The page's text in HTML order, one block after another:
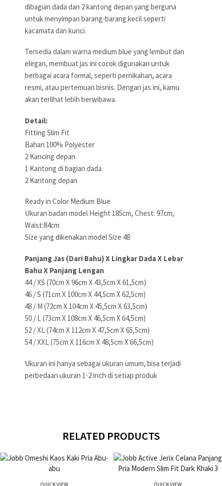
dibagian dada dan 2 kantong depan yang berguna
untuk menyimpan barang-barang kecil seperti
kacamata dan kunci.
Tersedia dalam warna medium blue yang lembut dan
elegan, membuat jas ini cocok digunakan untuk
berbagai acara formal, seperti pernikahan, acara
resmi, atau pertemuan bisnis. Dengan jas ini, kamu
akan terlihat lebih berwibawa.
Detail:
Fitting Slim Fit
Bahan 100% Polyester
2 Kancing depan
1 Kantong di bagian dada
2 Kantong depan
Ready in Color Medium Blue
Ukuran badan model Height 185cm, Chest: 97cm,
Waist:84cm
Size yang dikenakan model Size 48
Panjang Jas (Dari Bahu) X Lingkar Dada X Lebar
Bahu X Panjang Lengan
44 / XS (70cm X 96cm X 43,5cm X 61,5cm)
46 / S (71cm X 100cm X 44,5cm X 62,5cm)
48 / M (72cm X 104cm X 45,5cm X 63,5cm)
50 / L (73cm X 108cm X 46,5cm X 64,5cm)
52 / XL (74cm X 112cm X 47,5cm X 65,5cm)
54 / XXL (75cm X 116cm X 48,5cm X 66,5cm)
Ukuran ini hanya sebagai ukuran umum, bisa terjadi
perbedaan ukuran 1-2 inch di setiap produk
RELATED PRODUCTS
QUICK VIEW QUICK VIEW